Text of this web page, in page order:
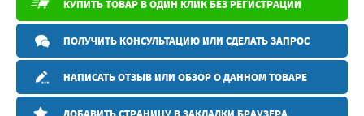
КУПИТЬ ТОВАР В ОДИН КЛИК БЕЗ РЕГИСТРАЦИИ
ПОЛУЧИТЬ КОНСУЛЬТАЦИЮ ИЛИ СДЕЛАТЬ ЗАПРОС
НАПИСАТЬ ОТЗЫВ ИЛИ ОБЗОР О ДАННОМ ТОВАРЕ